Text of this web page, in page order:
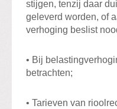
stijgen, tenzij daar
geleverd worden, of
verhoging beslist
• Bij
betrachten;
• Tarieven van